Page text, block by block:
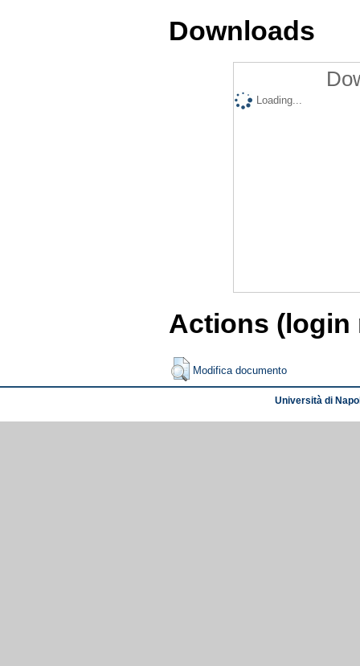
Downloads
Loading...
Actions (login
Modifica documento
Università di